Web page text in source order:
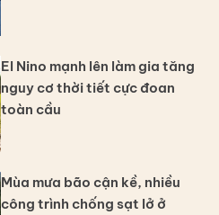
El Nino mạnh lên làm gia tăng
nguy cơ thời tiết cực đoan
toàn cầu
Mùa mưa bão cận kề, nhiều
công trình chống sạt lở ở